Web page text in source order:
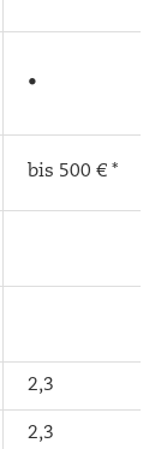
•
bis 500 € *
2,3
2,3